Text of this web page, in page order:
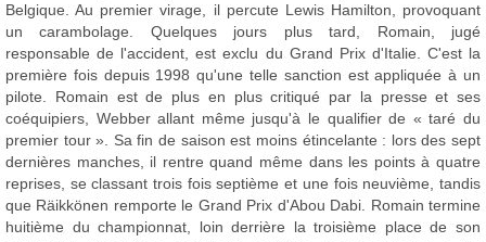
Belgique. Au premier virage, il percute Lewis Hamilton, provoquant
un carambolage. Quelques jours plus tard, Romain, jugé
responsable de l'accident, est exclu du Grand Prix d'Italie. C'est la
première fois depuis 1998 qu'une telle sanction est appliquée à un
pilote. Romain est de plus en plus critiqué par la presse et ses
coéquipiers, Webber allant même jusqu'à le qualifier de « taré du
premier tour ». Sa fin de saison est moins étincelante : lors des sept
dernières manches, il rentre quand même dans les points à quatre
reprises, se classant trois fois septième et une fois neuvième, tandis
que Räikkönen remporte le Grand Prix d'Abou Dabi. Romain termine
huitième du championnat, loin derrière la troisième place de son